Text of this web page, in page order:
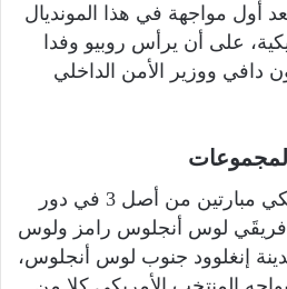
أول مواجهة في هذا المونديال
على أن يرأس روبيو وفدا
دافي ووزير الأمن الداخلي
وسيلعب المنتخب الأمريكي مبارتين من أصل 3 في دور
لوس أنجلوس رامز ولوس
إنغلوود جنوب لوس أنجلوس،